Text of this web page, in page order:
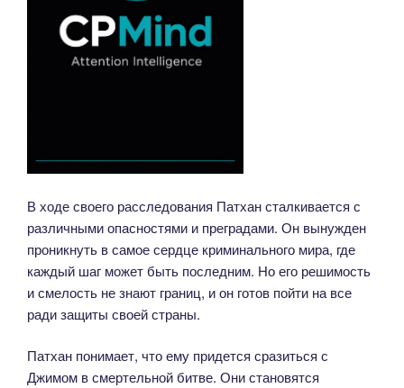
В ходе своего расследования Патхан сталкивается с
различными опасностями и преградами. Он вынужден
проникнуть в самое сердце криминального мира, где
каждый шаг может быть последним. Но его решимость
и смелость не знают границ, и он готов пойти на все
ради защиты своей страны.
Патхан понимает, что ему придется сразиться с
Джимом в смертельной битве. Они становятся